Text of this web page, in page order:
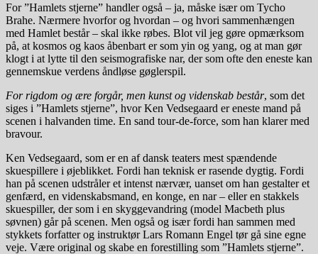
For ”Hamlets stjerne” handler også – ja, måske især om Tycho
Brahe. Nærmere hvorfor og hvordan – og hvori sammenhængen
med Hamlet består – skal ikke røbes. Blot vil jeg gøre opmærksom
på, at kosmos og kaos åbenbart er som yin og yang, og at man gør
klogt i at lytte til den seismografiske nar, der som ofte den eneste kan
gennemskue verdens åndløse gøglerspil.
For rigdom og ære forgår, men kunst og videnskab består, som det
siges i ”Hamlets stjerne”, hvor Ken Vedsegaard er eneste mand på
scenen i halvanden time. En sand tour-de-force, som han klarer med
bravour.
Ken Vedsegaard, som er en af dansk teaters mest spændende
skuespillere i øjeblikket. Fordi han teknisk er rasende dygtig. Fordi
han på scenen udstråler et intenst nærvær, uanset om han gestalter et
genfærd, en videnskabsmand, en konge, en nar – eller en stakkels
skuespiller, der som i en skyggevandring (model Macbeth plus
søvnen) går på scenen. Men også og især fordi han sammen med
stykkets forfatter og instruktør Lars Romann Engel tør gå sine egne
veje. Være original og skabe en forestilling som ”Hamlets stjerne”.